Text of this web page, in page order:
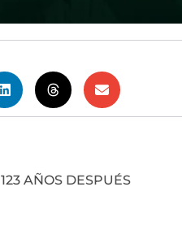
123 AÑOS DESPUÉS